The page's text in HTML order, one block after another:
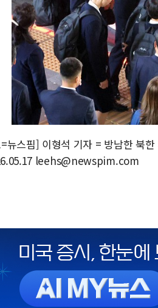
뉴스핌] 이형석 기자 = 방남한 북
leehs@newspim.com